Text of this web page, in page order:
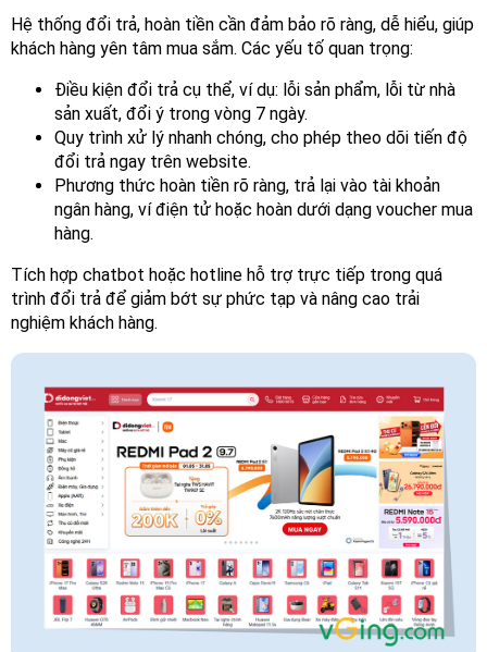
Hệ thống đổi trả, hoàn tiền cần đảm bảo rõ ràng, dễ hiểu, giúp
khách hàng yên tâm mua sắm. Các yếu tố quan trọng:
Điều kiện đổi trả cụ thể, ví dụ: lỗi sản phẩm, lỗi từ nhà
sản xuất, đổi ý trong vòng 7 ngày.
Quy trình xử lý nhanh chóng, cho phép theo dõi tiến độ
đổi trả ngay trên website.
Phương thức hoàn tiền rõ ràng, trả lại vào tài khoản
ngân hàng, ví điện tử hoặc hoàn dưới dạng voucher mua
hàng.
Tích hợp chatbot hoặc hotline hỗ trợ trực tiếp trong quá
trình đổi trả để giảm bớt sự phức tạp và nâng cao trải
nghiệm khách hàng.